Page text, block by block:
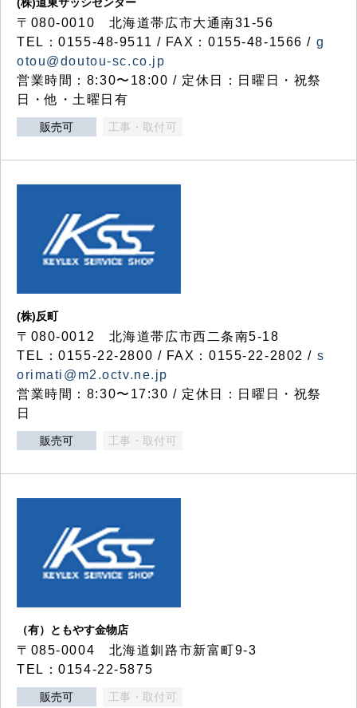
〒080-0010 北海道帯広市大通南31-56
TEL：0155-48-9511 / FAX：0155-48-1566 / g
otou@doutou-sc.co.jp
営業時間：8:30〜18:00 / 定休日：日曜日・祝祭
日・他・土曜日有
販売可 工事・取付可
(株)反町
〒080-0012 北海道帯広市西二条南5-18
TEL：0155-22-2800 / FAX：0155-22-2802 / s
orimati@m2.octv.ne.jp
営業時間：8:30〜17:30 / 定休日：日曜日・祝祭
日
販売可 工事・取付可
（有）ともやす金物店
〒085-0004 北海道釧路市新富町9-3
TEL：0154-22-5875
販売可 工事・取付可